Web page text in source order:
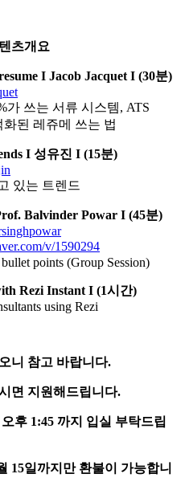
츠개요
I Jacob Jacquet I (30분)
가 쓰는 서류 시스템, ATS
화된 레쥬메 쓰는 법
I 성유진 I (15분)
있는 트렌드
Balvinder Powar I (45분)
v/1590294
points (Group Session)
Rezi Instant I (1시간)
using Rezi
니 참고 바랍니다.
면 지원해드립니다.
후 1:45 까지 입실 부탁드립
15일까지만 환불이 가능합니